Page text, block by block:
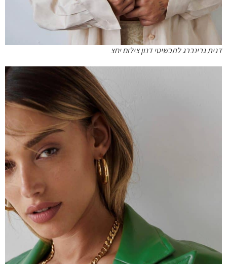
דנית גרינברג לתכשיטי דנון צילום יחצ